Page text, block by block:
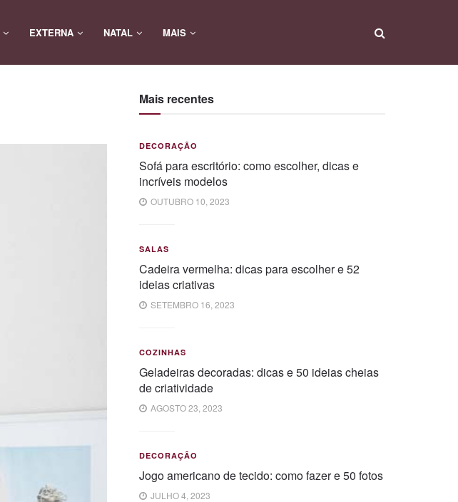
EXTERNA NATAL MAIS
Mais recentes
DECORAÇÃO
Sofá para escritório: como escolher, dicas e
incríveis modelos
OUTUBRO 10, 2023
SALAS
Cadeira vermelha: dicas para escolher e 52
ideias criativas
SETEMBRO 16, 2023
COZINHAS
Geladeiras decoradas: dicas e 50 ideias cheias
de criatividade
AGOSTO 23, 2023
DECORAÇÃO
Jogo americano de tecido: como fazer e 50 fotos
JULHO 4, 2023